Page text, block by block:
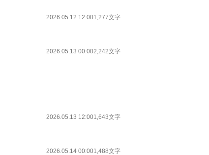
2026.05.12 12:001,277文字
2026.05.13 00:002,242文字
2026.05.13 12:001,643文字
2026.05.14 00:001,488文字